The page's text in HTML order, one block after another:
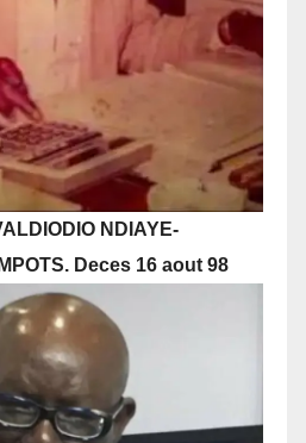
NDIAYE-
Deces 16 aout 98